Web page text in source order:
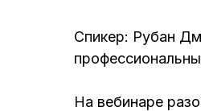
Спикер: Рубан
На вебинаре